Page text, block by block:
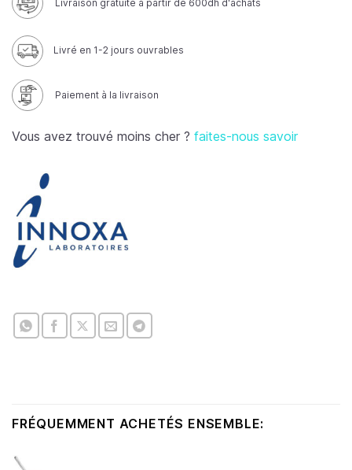
Livraison gratuite à partir de 600dh d'achats
Livré en 1-2 jours ouvrables
Paiement à la livraison
Vous avez trouvé moins cher ? faites-nous savoir
FRÉQUEMMENT ACHETÉS ENSEMBLE: